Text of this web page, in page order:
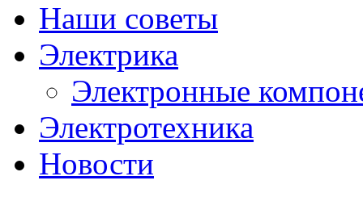
Наши советы
Электрика
Электронные
Электротехника
Новости